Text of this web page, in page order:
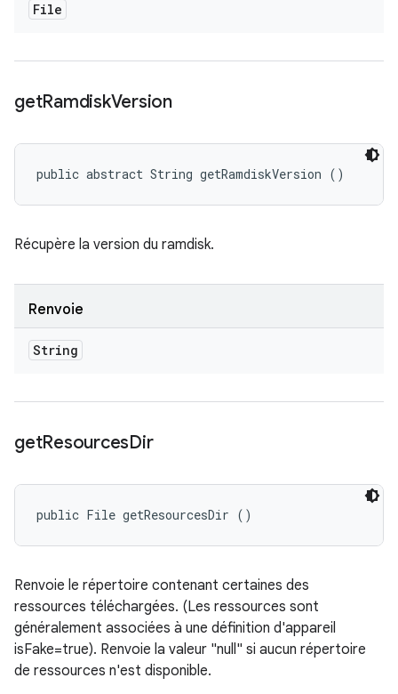
File
getRamdiskVersion
public abstract String getRamdiskVersion ()
Récupère la version du ramdisk.
Renvoie
String
getResourcesDir
public File getResourcesDir ()
Renvoie le répertoire contenant certaines des
ressources téléchargées. (Les ressources sont
généralement associées à une définition d'appareil
isFake=true). Renvoie la valeur "null" si aucun répertoire
de ressources n'est disponible.